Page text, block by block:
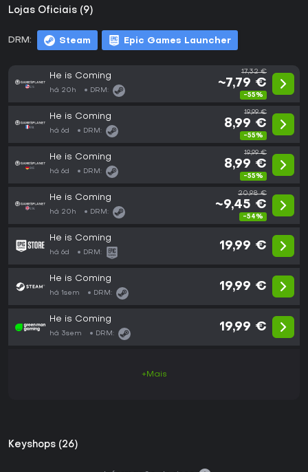
Lojas Oficiais (9)
DRM: Steam Epic Games Launcher
He is Coming
há 20h DRM:
17,32 €
~7,79 €
-55%
He is Coming
há 6d DRM:
19,99 €
8,99 €
-55%
He is Coming
há 6d DRM:
19,99 €
8,99 €
-55%
He is Coming
há 20h DRM:
20,98 €
~9,45 €
-54%
He is Coming
há 6d DRM:
19,99 €
He is Coming
há 1sem DRM:
19,99 €
He is Coming
há 3sem DRM:
19,99 €
+Mais
Keyshops (26)